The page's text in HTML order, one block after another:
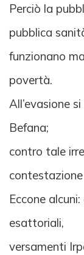
Perciò la
pubblica
funzionano
povertà.
All’evasione
Befana;
contro tale
Eccone
esattoriali,
versamenti